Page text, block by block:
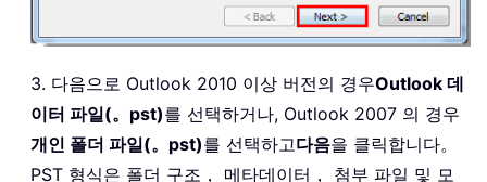
3. 다음으로 Outlook 2010 이상 버전의 경우Outlook 데
이터 파일(。pst)를 선택하거나, Outlook 2007 의 경우
개인 폴더 파일(。pst)를 선택하고다음을 클릭합니다。
PST 형식은 폴더 구조， 메타데이터， 첨부 파일 및 모